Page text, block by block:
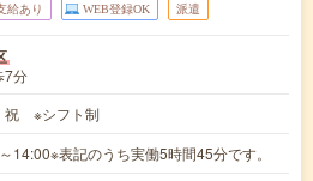
給あり WEB登録OK 派遣
7分
祝 ※シフト制
14:00※表記のうち実働5時間45分です。